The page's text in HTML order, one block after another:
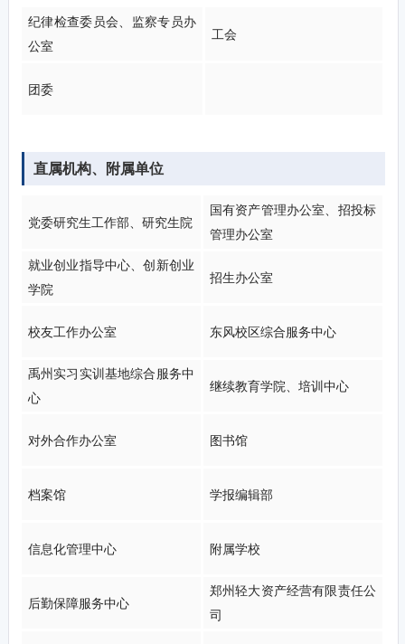
纪律检查委员会、监察专员办
公室
工会
团委
直属机构、附属单位
党委研究生工作部、研究生院
国有资产管理办公室、招投标
管理办公室
就业创业指导中心、创新创业
学院
招生办公室
校友工作办公室 东风校区综合服务中心
禹州实习实训基地综合服务中
心
继续教育学院、培训中心
对外合作办公室 图书馆
档案馆 学报编辑部
信息化管理中心 附属学校
后勤保障服务中心
郑州轻大资产经营有限责任公
司